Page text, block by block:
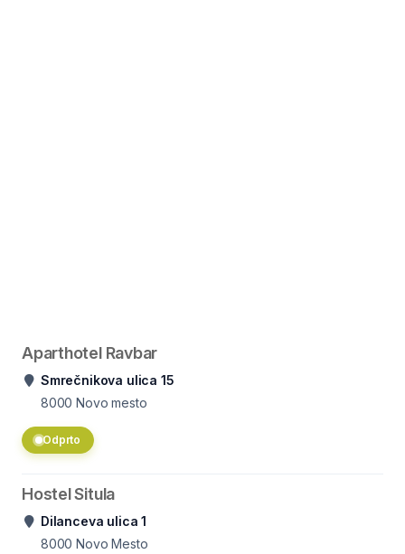
Aparthotel Ravbar
Smrečnikova ulica 15
8000 Novo mesto
Odprto
Hostel Situla
Dilanceva ulica 1
8000 Novo Mesto